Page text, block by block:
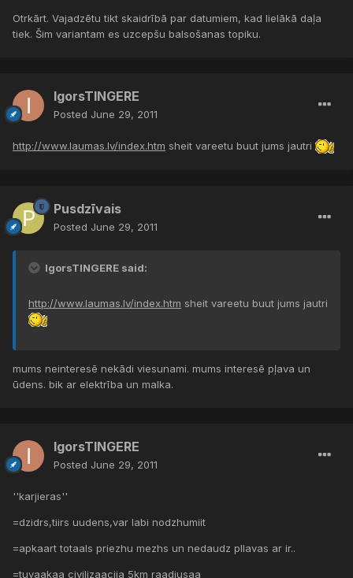
Otrkārt. Vajadzētu tikt skaidrībā par datumiem, kad lielākā daļa
tiek. Šim variantam es uzcepšu balsošanas topiku.
IgorsTINGERE
Posted June 29, 2011
http://www.laumas.lv/index.htm sheit vareetu buut jums jautri
Pusdzīvais
Posted June 29, 2011
IgorsTINGERE said:
http://www.laumas.lv/index.htm sheit vareetu buut jums jautri
mums neinteresē nekādi viesunami. mums interesē pļava un
ūdens. bik ar elektrība un malka.
IgorsTINGERE
Posted June 29, 2011
''karjieras''
=dzidrs,tiirs uudens,var labi nodzhumiit
=apkaart totaals priezhu mezhs un nedaudz pllavas ar ir..
=tuvaakaa civilizaacija 5km raadiusaa